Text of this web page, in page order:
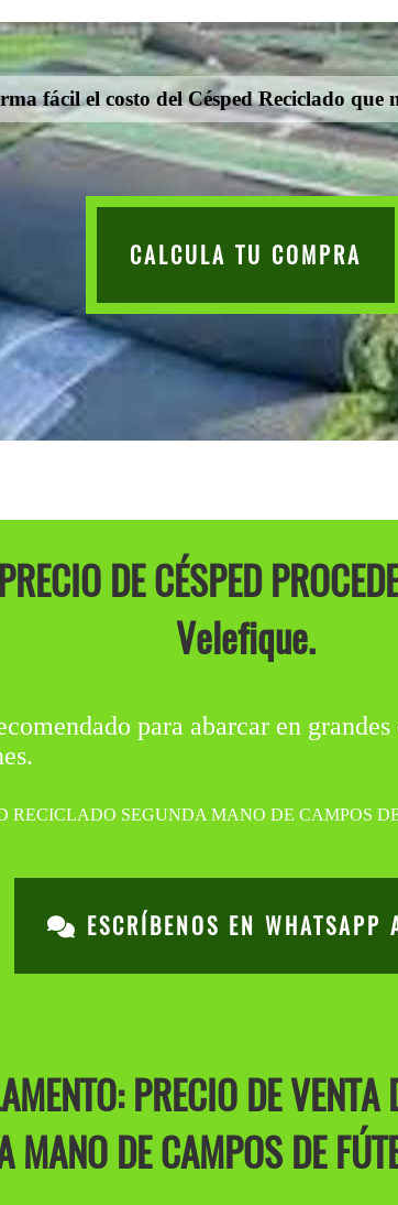
fácil el costo del Césped Reciclado que
CALCULA TU COMPRA
DE CÉSPED
Velefique.
para abarcar en
ESCRÍBENOS EN WHATSAPP
PRECIO DE VENTA
MANO DE CAMPOS DE